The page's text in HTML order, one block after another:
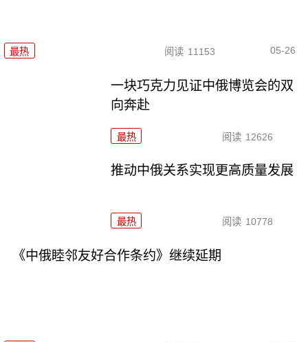
最热 阅读 11153 05-26
一块巧克力见证中俄博览会的双
向奔赴
最热 阅读 12626
推动中俄关系实现更高质量发展
最热 阅读 10778
《中俄睦邻友好合作条约》继续延期